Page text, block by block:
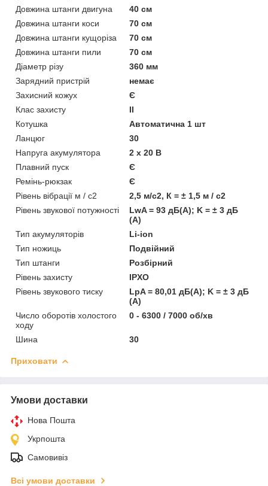
Довжина штанги двигуна
40 см
Довжина штанги коси
70 см
Довжина штанги кущоріза
70 см
Довжина штанги пили
70 см
Діаметр різу
360 мм
Зарядний пристрій
немає
Захисний кожух
Є
Клас захисту
II
Котушка
Автоматична 1 шт
Ланцюг
30
Напруга акумулятора
2 х 20 В
Плавний пуск
Є
Ремінь-рюкзак
Є
Рівень вібрації м / с2
2,5 м/с2, К = ± 1,5 м / с2
Рівень звукової потужності
LwA = 93 дБ(А); K = ± 3 дБ
(А)
Тип акумуляторів
Li-ion
Тип ножиць
Подвійний
Тип штанги
Розбірний
Рівень захисту
IPXO
Рівень звукового тиску
LpA = 80,01 дБ(А); K = ± 3 дБ
(А)
Число оборотів холостого
ходу
0 - 6300 / 7000 об/хв
Шина 30
Приховати
Умови доставки
Нова Пошта
Укрпошта
Самовивіз
Всі умови доставки